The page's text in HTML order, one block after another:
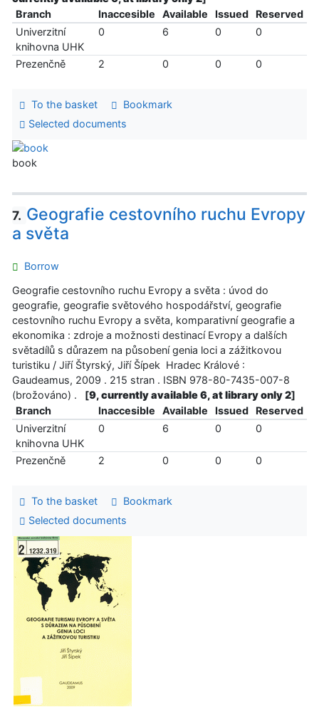
Branch
Inaccesible Available Issued
Reserved
Univerzitní
knihovna UHK
0 6 0 0
Prezenčně 2 0 0 0
To the basket
Bookmark
Selected documents
book
7. Geografie cestovního ruchu Evropy
a světa
Borrow
Geografie cestovního ruchu Evropy a světa : úvod do
geografie, geografie světového hospodářství, geografie
cestovního ruchu Evropy a světa, komparativní geografie a
ekonomika : zdroje a možnosti destinací Evropy a dalších
světadílů s důrazem na působení genia loci a zážitkovou
turistiku / Jiří Štyrský, Jiří Šípek Hradec Králové :
Gaudeamus, 2009 . 215 stran . ISBN 978-80-7435-007-8
(brožováno) .
[9, currently available 6, at library only 2]
Branch
Inaccesible Available Issued
Reserved
Univerzitní
knihovna UHK
0 6 0 0
Prezenčně 2 0 0 0
To the basket
Bookmark
Selected documents